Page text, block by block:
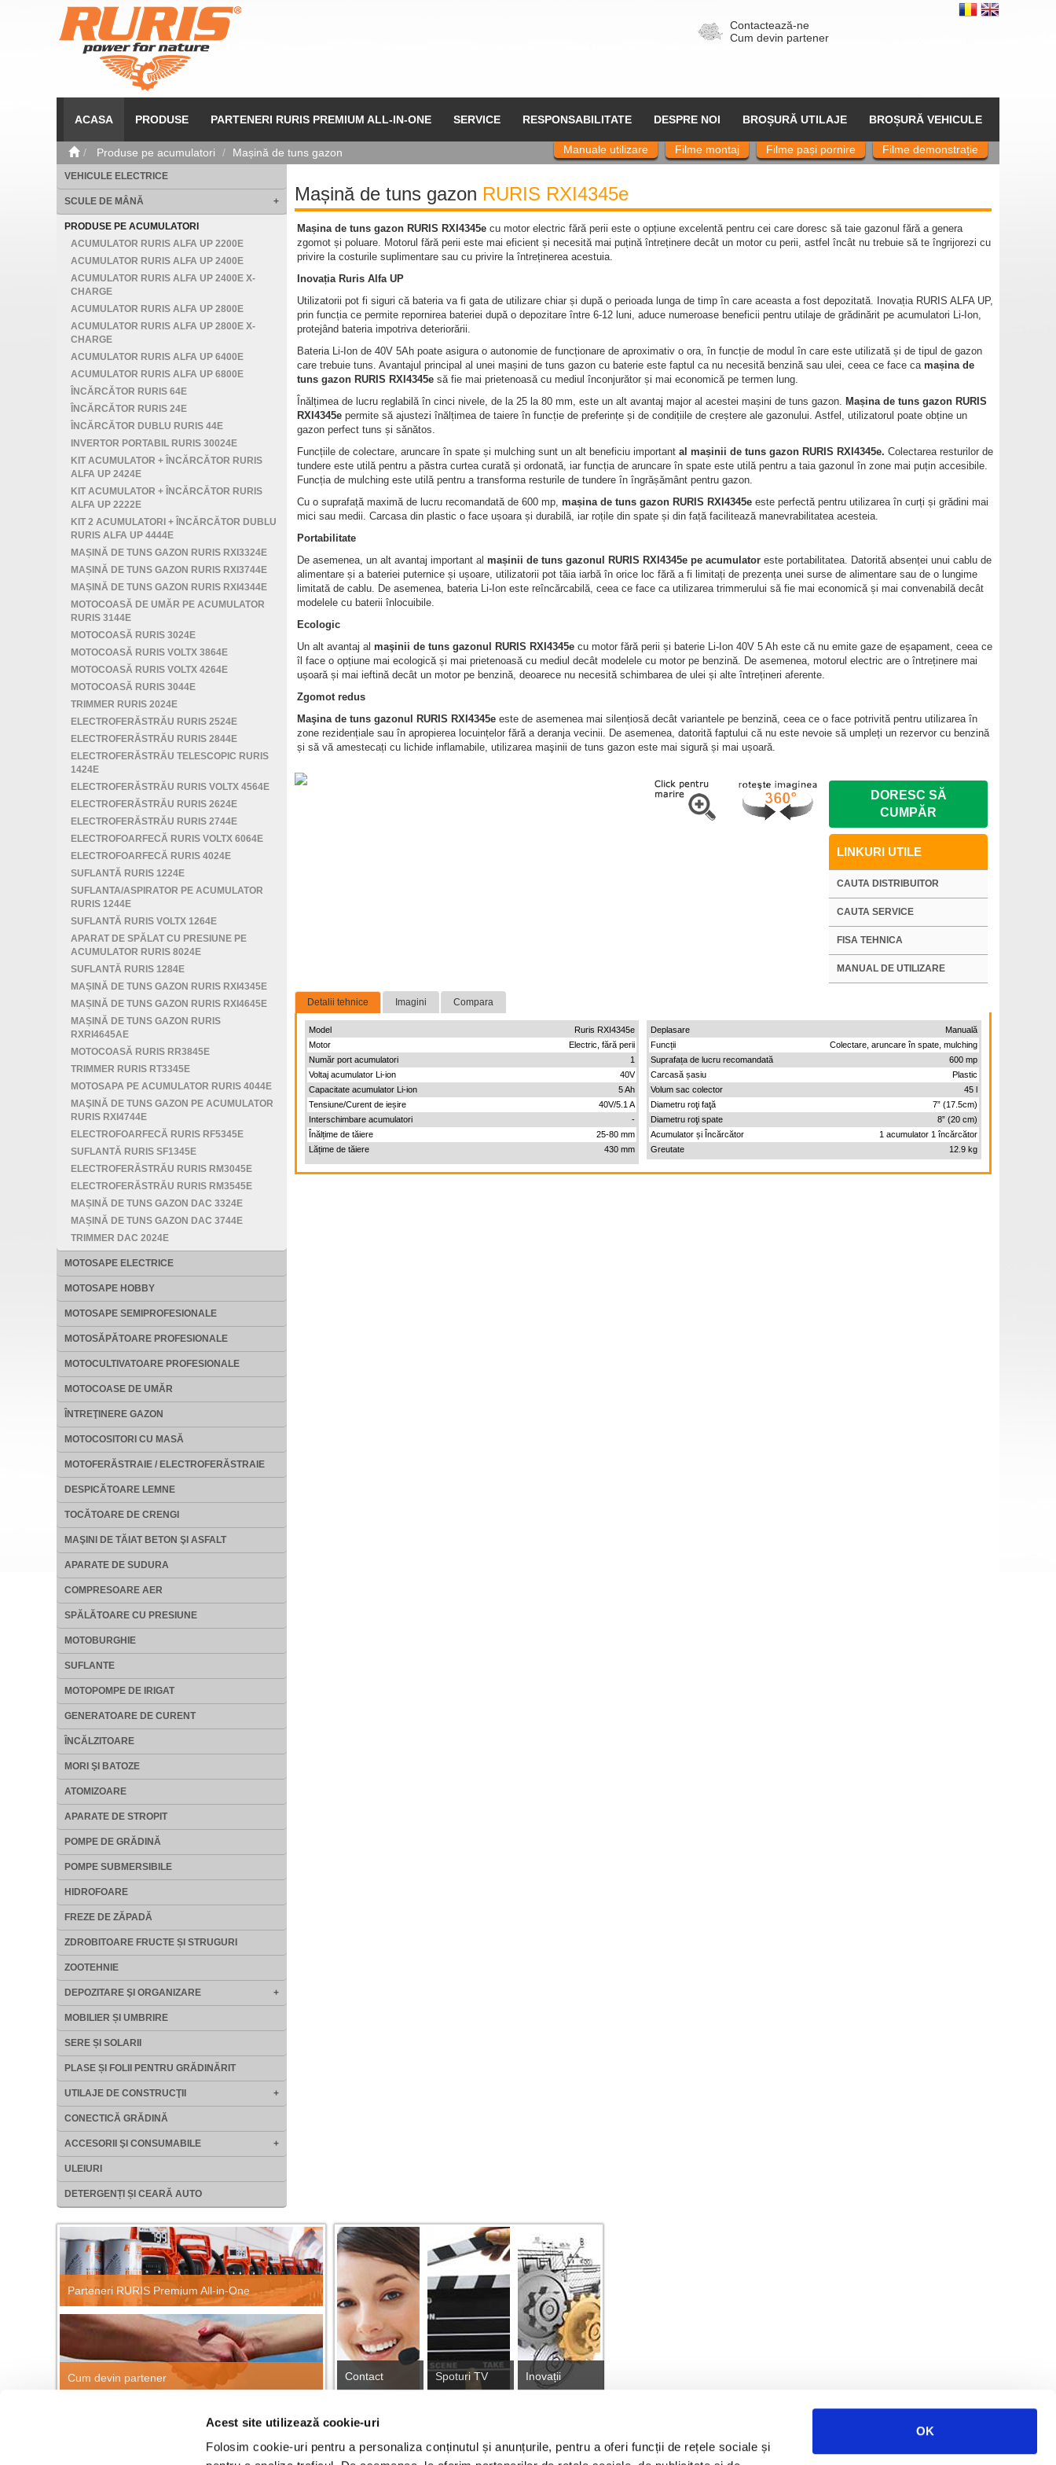
Acest site utilizează cookie-uri
Folosim cookie-uri pentru a personaliza conținutul și anunțurile, pentru a oferi funcții de rețele sociale și
OK
Contactează-ne
Cum devin partener
ACASA PRODUSE PARTENERI RURIS PREMIUM ALL-IN-ONE SERVICE RESPONSABILITATE DESPRE NOI BROȘURĂ UTILAJE BROȘURĂ VEHICULE
Produse pe acumulatori Mașină de tuns gazon Filme demonstrație
Filme pași pornire
Filme montaj
Manuale utilizare
VEHICULE ELECTRICE
SCULE DE MÂNĂ +
PRODUSE PE ACUMULATORI
ACUMULATOR RURIS ALFA UP 2200E
ACUMULATOR RURIS ALFA UP 2400E
ACUMULATOR RURIS ALFA UP 2400E X-
CHARGE
ACUMULATOR RURIS ALFA UP 2800E
ACUMULATOR RURIS ALFA UP 2800E X-
CHARGE
ACUMULATOR RURIS ALFA UP 6400E
ACUMULATOR RURIS ALFA UP 6800E
ÎNCĂRCĂTOR RURIS 64E
ÎNCĂRCĂTOR RURIS 24E
ÎNCĂRCĂTOR DUBLU RURIS 44E
INVERTOR PORTABIL RURIS 30024E
KIT ACUMULATOR + ÎNCĂRCĂTOR RURIS
ALFA UP 2424E
KIT ACUMULATOR + ÎNCĂRCĂTOR RURIS
ALFA UP 2222E
KIT 2 ACUMULATORI + ÎNCĂRCĂTOR DUBLU
RURIS ALFA UP 4444E
MAȘINĂ DE TUNS GAZON RURIS RXI3324E
MAȘINĂ DE TUNS GAZON RURIS RXI3744E
MAȘINĂ DE TUNS GAZON RURIS RXI4344E
MOTOCOASĂ DE UMĂR PE ACUMULATOR
RURIS 3144E
MOTOCOASĂ RURIS 3024E
MOTOCOASĂ RURIS VOLTX 3864E
MOTOCOASĂ RURIS VOLTX 4264E
MOTOCOASĂ RURIS 3044E
TRIMMER RURIS 2024E
ELECTROFERĂSTRĂU RURIS 2524E
ELECTROFERĂSTRĂU RURIS 2844E
ELECTROFERĂSTRĂU TELESCOPIC RURIS
1424E
ELECTROFERĂSTRĂU RURIS VOLTX 4564E
ELECTROFERĂSTRĂU RURIS 2624E
ELECTROFERĂSTRĂU RURIS 2744E
ELECTROFOARFECĂ RURIS VOLTX 6064E
ELECTROFOARFECĂ RURIS 4024E
SUFLANTĂ RURIS 1224E
SUFLANTA/ASPIRATOR PE ACUMULATOR
RURIS 1244E
SUFLANTĂ RURIS VOLTX 1264E
APARAT DE SPĂLAT CU PRESIUNE PE
ACUMULATOR RURIS 8024E
SUFLANTĂ RURIS 1284E
MAȘINĂ DE TUNS GAZON RURIS RXI4345E
MAȘINĂ DE TUNS GAZON RURIS RXI4645E
MAȘINĂ DE TUNS GAZON RURIS
RXRI4645AE
MOTOCOASĂ RURIS RR3845E
TRIMMER RURIS RT3345E
MOTOSAPA PE ACUMULATOR RURIS 4044E
MAŞINĂ DE TUNS GAZON PE ACUMULATOR
RURIS RXI4744E
ELECTROFOARFECĂ RURIS RF5345E
SUFLANTĂ RURIS SF1345E
ELECTROFERĂSTRĂU RURIS RM3045E
ELECTROFERĂSTRĂU RURIS RM3545E
MAȘINĂ DE TUNS GAZON DAC 3324E
MAȘINĂ DE TUNS GAZON DAC 3744E
TRIMMER DAC 2024E
MOTOSAPE ELECTRICE
MOTOSAPE HOBBY
MOTOSAPE SEMIPROFESIONALE
MOTOSĂPĂTOARE PROFESIONALE
MOTOCULTIVATOARE PROFESIONALE
MOTOCOASE DE UMĂR
ÎNTREŢINERE GAZON
MOTOCOSITORI CU MASĂ
MOTOFERĂSTRAIE / ELECTROFERĂSTRAIE
DESPICĂTOARE LEMNE
TOCĂTOARE DE CRENGI
MAŞINI DE TĂIAT BETON ŞI ASFALT
APARATE DE SUDURA
COMPRESOARE AER
SPĂLĂTOARE CU PRESIUNE
MOTOBURGHIE
SUFLANTE
MOTOPOMPE DE IRIGAT
GENERATOARE DE CURENT
ÎNCĂLZITOARE
MORI ŞI BATOZE
ATOMIZOARE
APARATE DE STROPIT
POMPE DE GRĂDINĂ
POMPE SUBMERSIBILE
HIDROFOARE
FREZE DE ZĂPADĂ
ZDROBITOARE FRUCTE ȘI STRUGURI
ZOOTEHNIE
DEPOZITARE ŞI ORGANIZARE +
MOBILIER ȘI UMBRIRE
SERE ȘI SOLARII
PLASE ȘI FOLII PENTRU GRĂDINĂRIT
UTILAJE DE CONSTRUCŢII +
CONECTICĂ GRĂDINĂ
ACCESORII ŞI CONSUMABILE +
ULEIURI
DETERGENȚI ȘI CEARĂ AUTO
Mașină de tuns gazon RURIS RXI4345e
Mașina de tuns gazon RURIS RXI4345ecu motor electric fără perii este o opțiune excelentă pentru cei care doresc să taie gazonul fără a genera
zgomot și poluare. Motorul fără perii este mai eficient și necesită mai puțină întreținere decât un motor cu perii, astfel încât nu trebuie să te îngrijorezi cu
privire la costurile suplimentare sau cu privire la întreținerea acestuia.
Inovația Ruris Alfa UP
Utilizatorii pot fi siguri că bateria va fi gata de utilizare chiar și după o perioada lunga de timp în care aceasta a fost depozitată. Inovația RURIS ALFA UP,
prin funcția ce permite repornirea bateriei după o depozitare între 6-12 luni, aduce numeroase beneficii pentru utilaje de grădinărit pe acumulatori Li-Ion,
protejând bateria impotriva deteriorării.
Bateria Li-Ion de 40V 5Ah poate asigura o autonomie de funcționare de aproximativ o ora, în funcție de modul în care este utilizată și de tipul de gazon
care trebuie tuns. Avantajul principal al unei mașini de tuns gazon cu baterie este faptul ca nu necesită benzină sau ulei, ceea ce face ca mașina de
tuns gazon RURIS RXI4345esă fie mai prietenoasă cu mediul înconjurător și mai economică pe termen lung.
Înălțimea de lucru reglabilă în cinci nivele, de la 25 la 80 mm, este un alt avantaj major al acestei mașini de tuns gazon. Mașina de tuns gazon RURIS
RXI4345epermite să ajustezi înălțimea de taiere în funcție de preferințe și de condițiile de creștere ale gazonului. Astfel, utilizatorul poate obține un
gazon perfect tuns și sănătos.
Funcțiile de colectare, aruncare în spate și mulching sunt un alt beneficiu important al mașinii de tuns gazon RURIS RXI4345e. Colectarea resturilor de
tundere este utilă pentru a păstra curtea curată și ordonată, iar funcția de aruncare în spate este utilă pentru a taia gazonul în zone mai puțin accesibile.
Funcția de mulching este utilă pentru a transforma resturile de tundere în îngrășământ pentru gazon.
Cu o suprafață maximă de lucru recomandată de 600 mp, mașina de tuns gazon RURIS RXI4345eeste perfectă pentru utilizarea în curți și grădini mai
mici sau medii. Carcasa din plastic o face ușoara și durabilă, iar roțile din spate și din față facilitează manevrabilitatea acesteia.
Portabilitate
De asemenea, un alt avantaj important al mașinii de tuns gazonul RURIS RXI4345e pe acumulatoreste portabilitatea. Datorită absenței unui cablu de
alimentare și a bateriei puternice și ușoare, utilizatorii pot tăia iarbă în orice loc fără a fi limitați de prezența unei surse de alimentare sau de o lungime
limitată de cablu. De asemenea, bateria Li-Ion este reîncărcabilă, ceea ce face ca utilizarea trimmerului să fie mai economică și mai convenabilă decât
modelele cu baterii înlocuibile.
Ecologic
Un alt avantaj al maşinii de tuns gazonul RURIS RXI4345ecu motor fără perii și baterie Li-Ion 40V 5 Ah este că nu emite gaze de eșapament, ceea ce
îl face o opțiune mai ecologică și mai prietenoasă cu mediul decât modelele cu motor pe benzină. De asemenea, motorul electric are o întreținere mai
ușoară și mai ieftină decât un motor pe benzină, deoarece nu necesită schimbarea de ulei și alte întrețineri aferente.
Zgomot redus
Maşina de tuns gazonul RURIS RXI4345eeste de asemenea mai silențiosă decât variantele pe benzină, ceea ce o face potrivită pentru utilizarea în
zone rezidențiale sau în apropierea locuințelor fără a deranja vecinii. De asemenea, datorită faptului că nu este nevoie să umpleți un rezervor cu benzină
și să vă amestecați cu lichide inflamabile, utilizarea maşinii de tuns gazon este mai sigură și mai ușoară.
DORESC SĂ
CUMPĂR
LINKURI UTILE
CAUTA DISTRIBUITOR
CAUTA SERVICE
FISA TEHNICA
MANUAL DE UTILIZARE
Detalii tehnice Imagini Compara
Model
Ruris RXI4345e
Motor
Electric, fără perii
Număr port acumulatori
1
Voltaj acumulator Li-ion
40V
Capacitate acumulator Li-ion
5 Ah
Tensiune/Curent de ieșire
40V/5.1 A
Interschimbare acumulatori
-
Înălțime de tăiere
25-80 mm
Lățime de tăiere
430 mm
Deplasare
Manuală
Funcții
Colectare, aruncare în spate, mulching
Suprafața de lucru recomandată
600 mp
Carcasă șasiu
Plastic
Volum sac colector
45 l
Diametru roţi faţă
7” (17.5cm)
Diametru roţi spate
8” (20 cm)
Acumulator și Încărcător
1 acumulator 1 încărcător
Greutate
12.9 kg
Parteneri RURIS Premium All-in-One
Cum devin partener Contact Spoturi TV Inovații
CĂUTARE RAPIDĂ PRODUSE